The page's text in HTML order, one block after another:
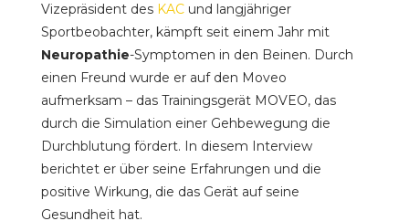
Vizepräsident des KACund langjähriger
Sportbeobachter, kämpft seit einem Jahr mit
Neuropathie-Symptomen in den Beinen. Durch
einen Freund wurde er auf den Moveo
aufmerksam – das Trainingsgerät MOVEO, das
durch die Simulation einer Gehbewegung die
Durchblutung fördert. In diesem Interview
berichtet er über seine Erfahrungen und die
positive Wirkung, die das Gerät auf seine
Gesundheit hat.